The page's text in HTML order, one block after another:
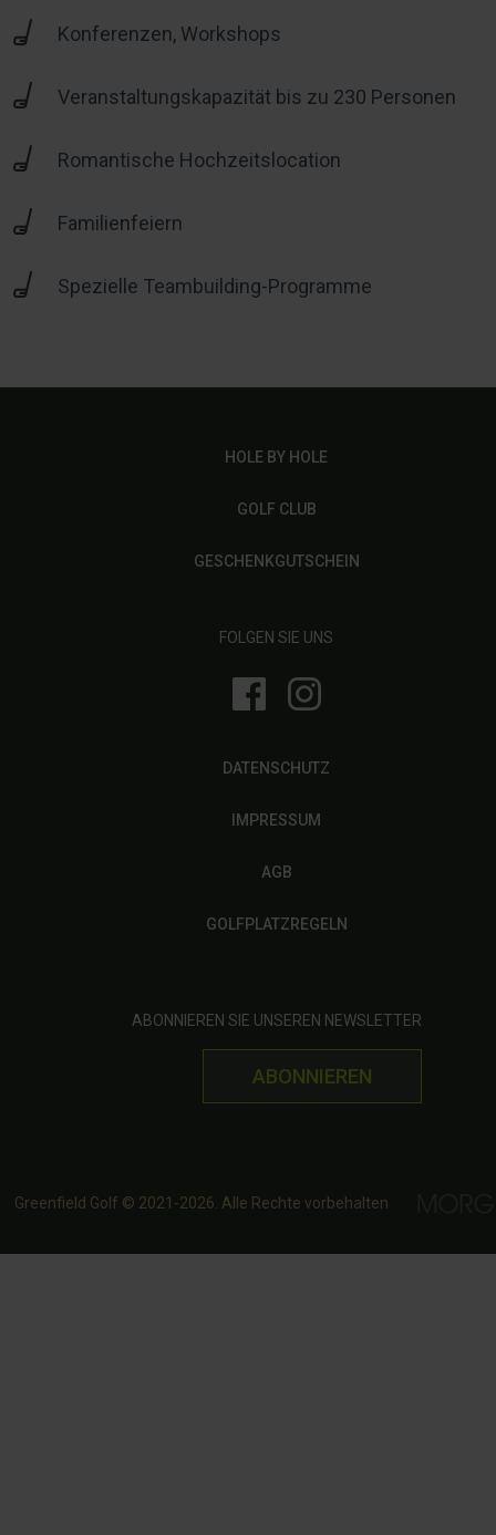
Konferenzen, Workshops
Veranstaltungskapazität bis zu 230 Personen
Romantische Hochzeitslocation
Familienfeiern
Spezielle Teambuilding-Programme
HOLE BY HOLE
GOLF CLUB
GESCHENKGUTSCHEIN
FOLGEN SIE UNS
DATENSCHUTZ
IMPRESSUM
AGB
GOLFPLATZREGELN
ABONNIEREN SIE UNSEREN NEWSLETTER
ABONNIEREN
Greenfield Golf © 2021-2026. Alle Rechte vorbehalten